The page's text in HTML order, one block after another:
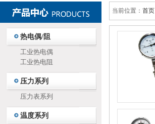
热电偶/阻
工业热电偶
工业热电阻
压力系列
压力表系列
温度系列
当前位置： 首页